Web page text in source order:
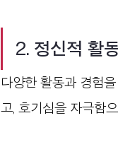
2. 정신적 활
다양한 활동과 경험
고, 호기심을 자극함